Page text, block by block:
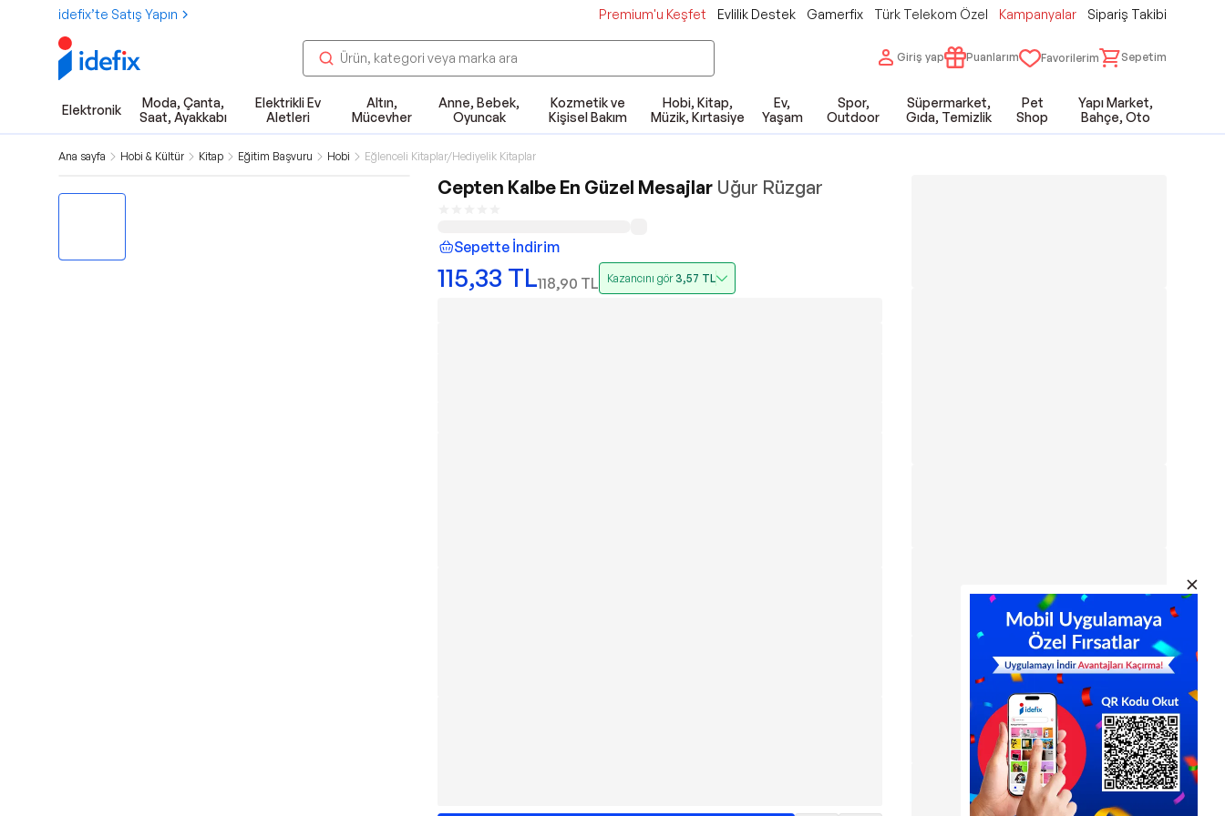
idefix’te Satış Yapın Premium'u Keşfet Evlilik Destek Gamerfix Türk Telekom Özel Kampanyalar Sipariş Takibi
Giriş yap Puanlarım Favorilerim Sepetim
Elektronik
Moda, Çanta,
Saat, Ayakkabı
Elektrikli Ev
Aletleri
Altın,
Mücevher
Anne, Bebek,
Oyuncak
Kozmetik ve
Kişisel Bakım
Hobi, Kitap,
Müzik, Kırtasiye
Ev,
Yaşam
Spor,
Outdoor
Süpermarket,
Gıda, Temizlik
Pet
Shop
Yapı Market,
Bahçe, Oto
Ana sayfa Hobi & Kültür Kitap Eğitim Başvuru Hobi Eğlenceli Kitaplar/Hediyelik Kitaplar
Cepten Kalbe En Güzel Mesajlar Uğur Rüzgar
Sepette İndirim
115,33 TL118,90 TL Kazancını gör3,57 TL